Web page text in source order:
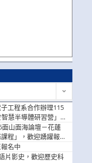
工程系合作辦理115
慧半導體研習營」，
山面海論壇－花蓮
程」，歡迎踴躍報名
名中
片影史，歡迎歷史科